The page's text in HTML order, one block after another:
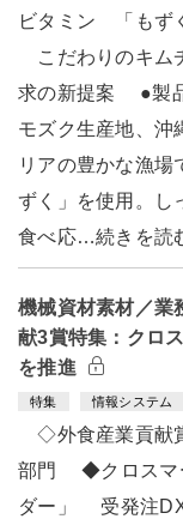
ビタミン 「もず
こだわりのキム
求の新提案 ●製
モズク生産地、沖
リアの豊かな漁場
ずく」を使用。し
食べ応…続きを読
機械資材素材／業
献3賞特集：クロ
を推進
特集 情報システム
◇外食産業貢献
部門 ◆クロスマ
ダー」 受発注